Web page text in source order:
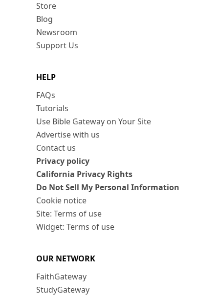
Store
Blog
Newsroom
Support Us
HELP
FAQs
Tutorials
Use Bible Gateway on Your Site
Advertise with us
Contact us
Privacy policy
California Privacy Rights
Do Not Sell My Personal Information
Cookie notice
Site: Terms of use
Widget: Terms of use
OUR NETWORK
FaithGateway
StudyGateway